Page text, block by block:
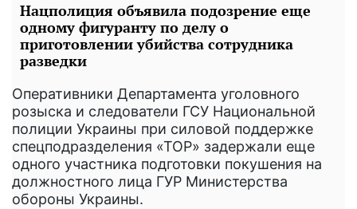
Нацполиция объявила подозрение еще
одному фигуранту по делу о
приготовлении убийства сотрудника
разведки
Оперативники Департамента уголовного
розыска и следователи ГСУ Национальной
полиции Украины при силовой поддержке
спецподразделения «ТОР» задержали еще
одного участника подготовки покушения на
должностного лица ГУР Министерства
обороны Украины.